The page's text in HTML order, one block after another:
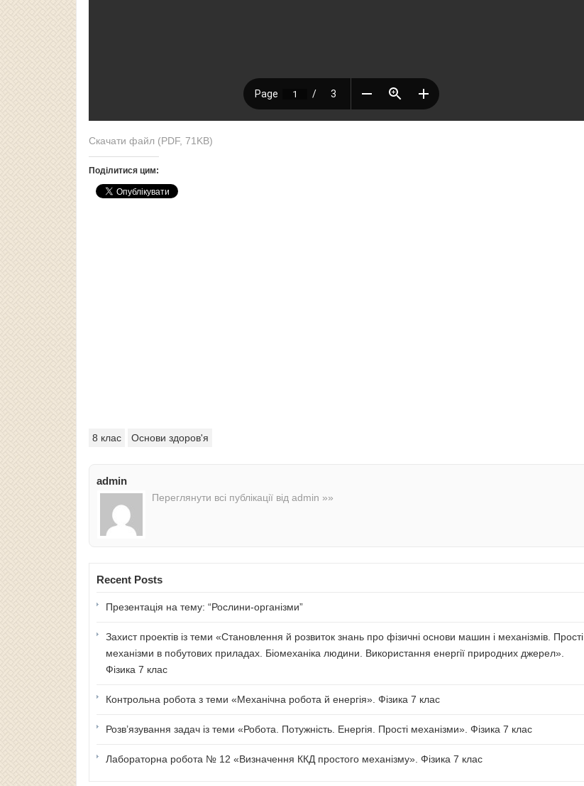
Скачати файл (PDF, 71KB)
Поділитися цим:
8 клас Основи здоров'я
admin
Переглянути всі публікації від admin »»
Recent Posts
Презентація на тему: “Рослини-організми”
Захист проектів із теми «Становлення й розвиток знань про фізичні основи машин і механізмів. Прості
механізми в побутових приладах. Біомеханіка людини. Використання енергії природних джерел».
Фізика 7 клас
Контрольна робота з теми «Механічна робота й енергія». Фізика 7 клас
Розв’язування задач із теми «Робота. Потужність. Енергія. Прості механізми». Фізика 7 клас
Лабораторна робота № 12 «Визначення ККД простого механізму». Фізика 7 клас